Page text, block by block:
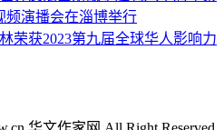
频演播会在淄博举行
荣获2023第九届全球华人影响力